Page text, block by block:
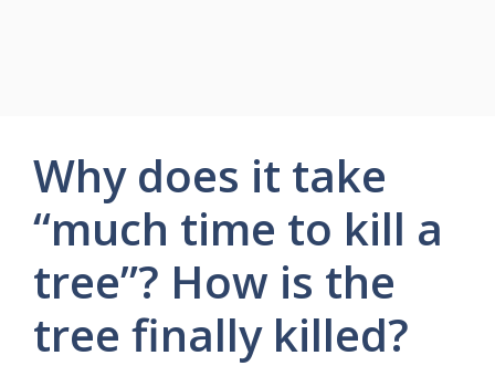
Why does it take
“much time to kill a
tree”? How is the
tree finally killed?